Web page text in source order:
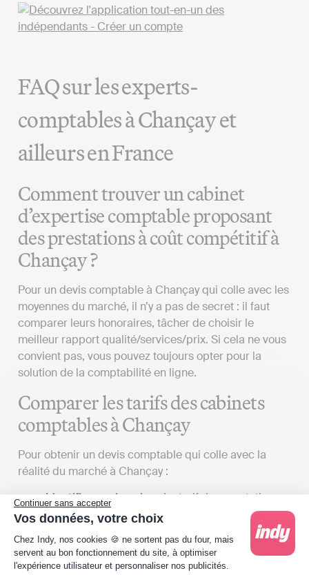
Continuer sans accepter
Vos données, votre choix
Plateforme de Gestion du Consentement :
Chez Indy, nos cookies 🍪 ne sortent pas du four, mais
servent au bon fonctionnement du site, à optimiser
l'expérience utilisateur et personnaliser nos publicités.
FAQ sur les experts-
comptables à Chançay et
ailleurs en France
Comment trouver un cabinet
d’expertise comptable proposant
des prestations à coût compétitif à
Chançay ?
Pour un devis comptable à Chançay qui colle avec les
moyennes du marché, il n’y a pas de secret : il faut
comparer leurs honoraires, tâcher de choisir le
meilleur rapport qualité/services/prix. Si cela ne vous
convient pas, vous pouvez toujours opter pour la
solution de la comptabilité en ligne.
Comparer les tarifs des cabinets
comptables à Chançay
Pour obtenir un devis comptable qui colle avec la
réalité du marché à Chançay :
Identifier vos besoins: Le tarif des prestations
fournies par un cabinet d'expertise comptable à
significativement en fonction du contenu de la
lettre de mission que vous définirez avec eux. La